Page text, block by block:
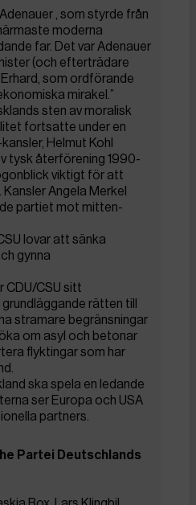
, som styrde från
moderna
far. Det var Adenauer
(och efterträdare
som ordförande
mirakel.”
sten av moralisk
fortsatte under en
Helmut Kohl
tysk återförening 1990-
viktigt för att
Angela Merkel
partiet mot mitten-
lovar att sänka
gynna
CDU/CSU sitt
rätten till
stramare begränsningar
om asyl och betonar
flyktingar som har
ska spela en ledande
ser Europa och USA
partners.
Partei Deutschlands